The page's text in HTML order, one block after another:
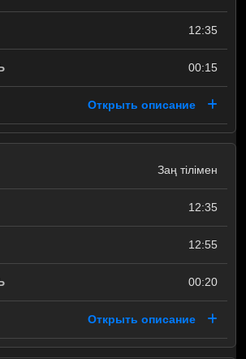
12:35
00:15
Открыть описание
Заң тілімен
12:35
12:55
00:20
Открыть описание